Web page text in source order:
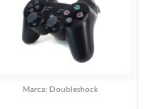
Marca: Doubleshock